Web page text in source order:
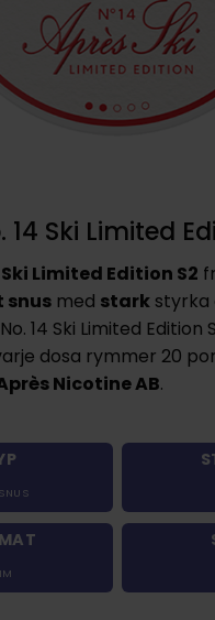
14 Ski Limited
Ski Limited Edition S2
snus med stark styrka
14 Ski Limited Edition
dosa rymmer 20
Nicotine AB.